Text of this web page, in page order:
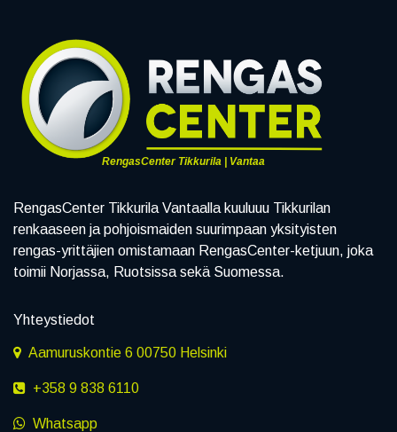
RengasCenter Tikkurila | Vantaa
RengasCenter Tikkurila Vantaalla kuuluuu Tikkurilan
renkaaseen ja pohjoismaiden suurimpaan yksityisten
rengas-yrittäjien omistamaan RengasCenter-ketjuun, joka
toimii Norjassa, Ruotsissa sekä Suomessa.
Yhteystiedot
Aamuruskontie 6 00750 Helsinki
+358 9 838 6110
Whatsapp